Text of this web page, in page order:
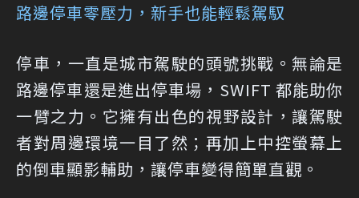
路邊停車零壓力，新手也能輕鬆駕馭
停車，一直是城市駕駛的頭號挑戰。無論是
路邊停車還是進出停車場，SWIFT 都能助你
一臂之力。它擁有出色的視野設計，讓駕駛
者對周邊環境一目了然；再加上中控螢幕上
的倒車顯影輔助，讓停車變得簡單直觀。